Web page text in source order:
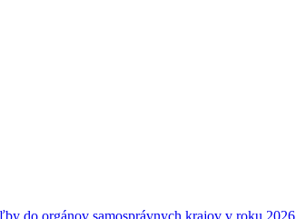
do orgánov samosprávnych krajov v roku 2026